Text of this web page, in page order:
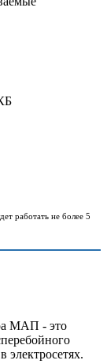
работать не более 5
МАП - это